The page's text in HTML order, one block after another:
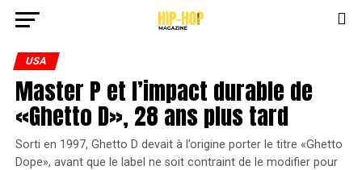
USA
Master P et l’impact durable de
«Ghetto D», 28 ans plus tard
Sorti en 1997, Ghetto D devait à l’origine porter le titre «Ghetto
Dope», avant que le label ne soit contraint de le modifier pour